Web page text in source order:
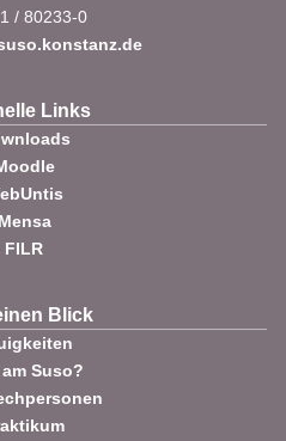
/ 80233-0
Links
Mensa
FILR
Blick
Suso?